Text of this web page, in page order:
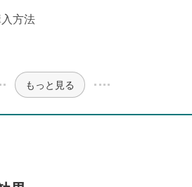
方法
もっと見る